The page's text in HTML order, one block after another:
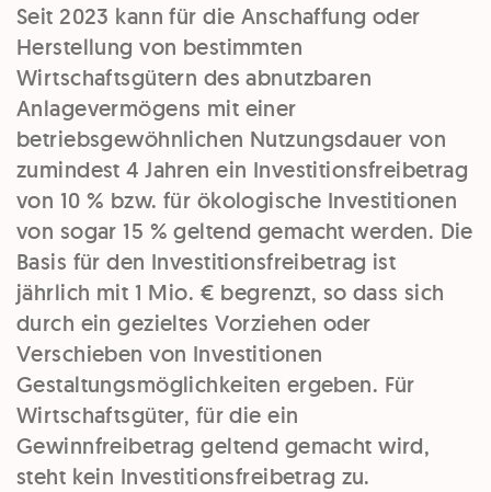
Seit 2023 kann für die Anschaffung oder
Herstellung von bestimmten
Wirtschaftsgütern des abnutzbaren
Anlagevermögens mit einer
betriebsgewöhnlichen Nutzungsdauer von
zumindest 4 Jahren ein Investitionsfreibetrag
von 10 % bzw. für ökologische Investitionen
von sogar 15 % geltend gemacht werden. Die
Basis für den Investitionsfreibetrag ist
jährlich mit 1 Mio. € begrenzt, so dass sich
durch ein gezieltes Vorziehen oder
Verschieben von Investitionen
Gestaltungsmöglichkeiten ergeben. Für
Wirtschaftsgüter, für die ein
Gewinnfreibetrag geltend gemacht wird,
steht kein Investitionsfreibetrag zu.